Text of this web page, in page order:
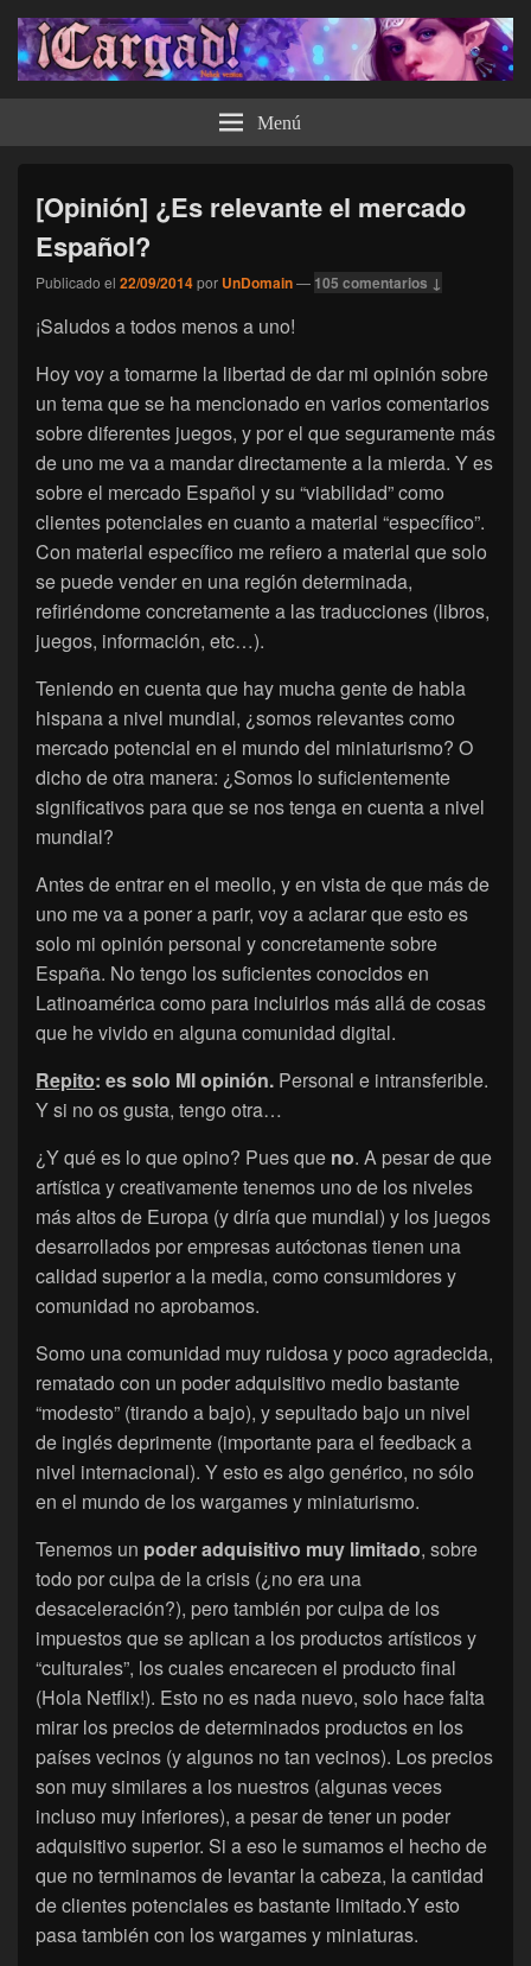
¡Cargad! Menú
[Opinión] ¿Es relevante el mercado
Español?
Publicado el 22/09/2014por UnDomain— 105 comentarios ↓
¡Saludos a todos menos a uno!
Hoy voy a tomarme la libertad de dar mi opinión sobre
un tema que se ha mencionado en varios comentarios
sobre diferentes juegos, y por el que seguramente más
de uno me va a mandar directamente a la mierda. Y es
sobre el mercado Español y su “viabilidad” como
clientes potenciales en cuanto a material “específico”.
Con material específico me refiero a material que solo
se puede vender en una región determinada,
refiriéndome concretamente a las traducciones (libros,
juegos, información, etc…).
Teniendo en cuenta que hay mucha gente de habla
hispana a nivel mundial, ¿somos relevantes como
mercado potencial en el mundo del miniaturismo? O
dicho de otra manera: ¿Somos lo suficientemente
significativos para que se nos tenga en cuenta a nivel
mundial?
Antes de entrar en el meollo, y en vista de que más de
uno me va a poner a parir, voy a aclarar que esto es
solo mi opinión personal y concretamente sobre
España. No tengo los suficientes conocidos en
Latinoamérica como para incluirlos más allá de cosas
que he vivido en alguna comunidad digital.
Repito: es solo MI opinión. Personal e intransferible.
Y si no os gusta, tengo otra…
¿Y qué es lo que opino? Pues que no. A pesar de que
artística y creativamente tenemos uno de los niveles
más altos de Europa (y diría que mundial) y los juegos
desarrollados por empresas autóctonas tienen una
calidad superior a la media, como consumidores y
comunidad no aprobamos.
Somo una comunidad muy ruidosa y poco agradecida,
rematado con un poder adquisitivo medio bastante
“modesto” (tirando a bajo), y sepultado bajo un nivel
de inglés deprimente (importante para el feedback a
nivel internacional). Y esto es algo genérico, no sólo
en el mundo de los wargames y miniaturismo.
Tenemos un poder adquisitivo muy limitado, sobre
todo por culpa de la crisis (¿no era una
desaceleración?), pero también por culpa de los
impuestos que se aplican a los productos artísticos y
“culturales”, los cuales encarecen el producto final
(Hola Netflix!). Esto no es nada nuevo, solo hace falta
mirar los precios de determinados productos en los
países vecinos (y algunos no tan vecinos). Los precios
son muy similares a los nuestros (algunas veces
incluso muy inferiores), a pesar de tener un poder
adquisitivo superior. Si a eso le sumamos el hecho de
que no terminamos de levantar la cabeza, la cantidad
de clientes potenciales es bastante limitado.Y esto
pasa también con los wargames y miniaturas.